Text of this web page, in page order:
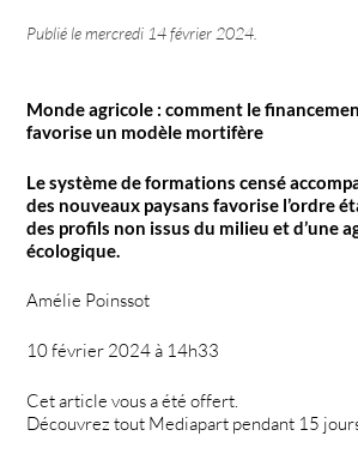
Publié lemercredi 14 février 2024
Monde agricole : comment le
favorise un modèle mortifère
Le système de formations censé
des nouveaux paysans favorise l’ordre
des profils non issus du milieu et d’une
écologique.
Amélie Poinssot
10 février 2024 à 14h33
Cet article vous a été offert.
Découvrez tout Mediapart pendant 15